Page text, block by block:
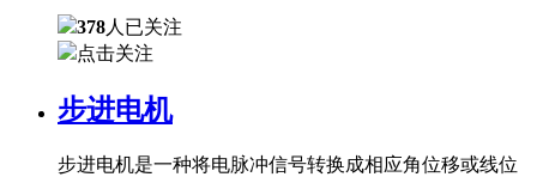
378人已关注
点击关注
步进电机
步进电机是一种将电脉冲信号转换成相应角位移或线位